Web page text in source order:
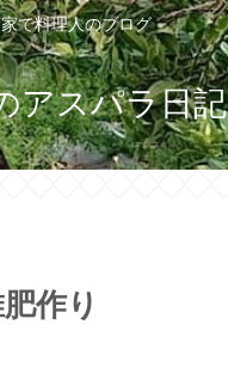
で料理人のブログ
アスパラ日記
作り